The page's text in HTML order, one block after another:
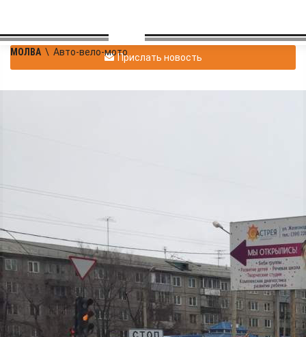
МОЛВА \ Авто-вело-мотоПрислать новость